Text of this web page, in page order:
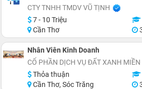
CTY TNHH TMDV VŨ TỊNH
7 - 10 Triệu
Cần Thơ
Nhân Viên Kinh Doanh
CỔ PHẦN DỊCH VỤ ĐẤT XANH MIỀN
Thỏa thuận
Cần Thơ, Sóc Trăng